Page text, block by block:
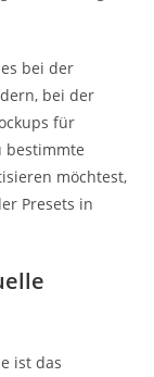
bei der
bei der
für
bestimmte
möchtest,
Presets in
ist das